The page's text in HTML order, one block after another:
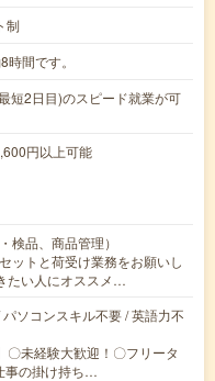
制
間です。
短2日目)のスピード就業が可
円以上可能
検品、商品管理）
ットと荷受け業務をお願いし
たい人にオススメ…
ソコンスキル不要 / 英語力不
〇未経験大歓迎！〇フリータ
事の掛け持ち…